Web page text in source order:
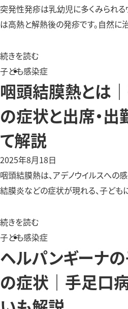
突発性発疹は乳幼児に多くみられる
は高熱と解熱後の発疹です。自然に
続きを読む
子ども感染症
咽頭結膜熱とは
の症状と出席・
て解説
2025年8月18日
咽頭結膜熱は、アデノウイルスへの
結膜炎などの症状が現れる、子ども
続きを読む
子ども感染症
ヘルパンギーナ
の症状｜手足口